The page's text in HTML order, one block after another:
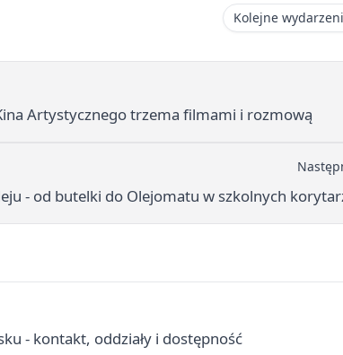
Kolejne
Artystycznego trzema filmami i rozmową
- od butelki do Olejomatu w szkolnych
- kontakt, oddziały i dostępność